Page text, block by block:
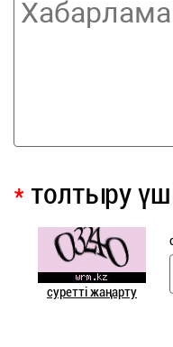
*толтыру
суретті жаңарту